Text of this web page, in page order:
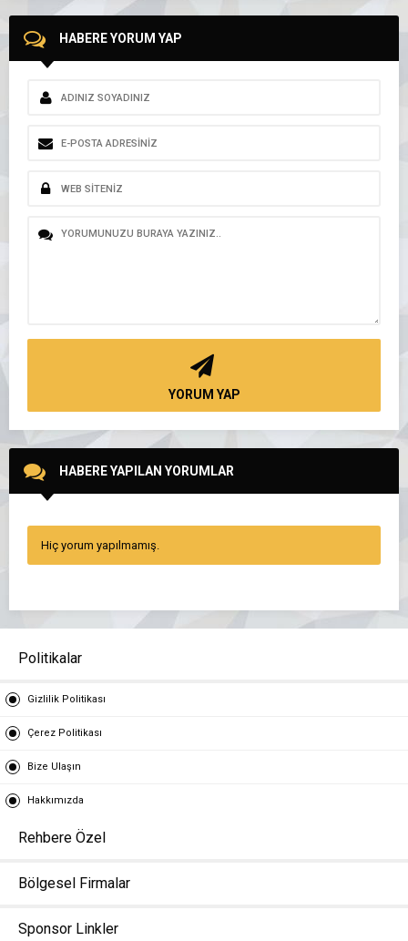
HABERE YORUM YAP
YORUM YAP
HABERE YAPILAN YORUMLAR
Hiç yorum yapılmamış.
Politikalar
Gizlilik Politikası
Çerez Politikası
Bize Ulaşın
Hakkımızda
Rehbere Özel
Bölgesel Firmalar
Sponsor Linkler